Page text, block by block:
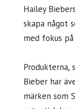
Hailey
skapa något
med fokus
Produkterna,
Bieber har
märken som